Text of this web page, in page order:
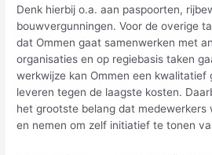
Denk hierbij o.a. aan paspoorten,
bouwvergunningen. Voor de overige
dat Ommen gaat samenwerken met
organisaties en op regiebasis taken
werkwijze kan Ommen een kwalitatief
leveren tegen de laagste kosten.
het grootste belang dat medewerkers
en nemen om zelf initiatief te tonen